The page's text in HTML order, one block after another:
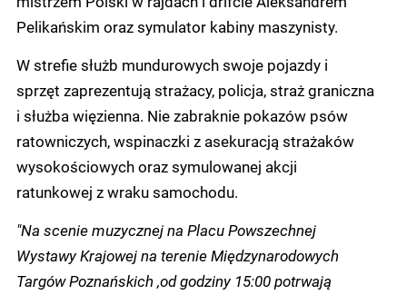
Pelikańskim oraz symulator kabiny maszynisty.
W strefie służb mundurowych swoje pojazdy i
sprzęt zaprezentują strażacy, policja, straż graniczna
i służba więzienna. Nie zabraknie pokazów psów
ratowniczych, wspinaczki z asekuracją strażaków
wysokościowych oraz symulowanej akcji
ratunkowej z wraku samochodu.
"Na scenie muzycznej na Placu Powszechnej
Wystawy Krajowej na terenie Międzynarodowych
Targów Poznańskich ,od godziny 15:00 potrwają